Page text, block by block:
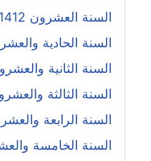
السنة العشرون 1412هـ
السنة الحادية والعشرون
السنة الثانية والعشرون
السنة الثالثة والعشرون
السنة الرابعة والعشرون
السنة الخامسة والعشرون